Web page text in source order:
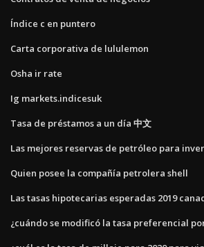
Índice c en puntero
Carta corporativa de lululemon
Osha ir rate
Ig markets.indicesuk
Tasa de préstamos a un día 中文
Las mejores reservas de petróleo para
Quien posee la compañía petrolera shell
Las tasas hipotecarias esperadas 2019
¿cuándo se modificó la tasa preferencial